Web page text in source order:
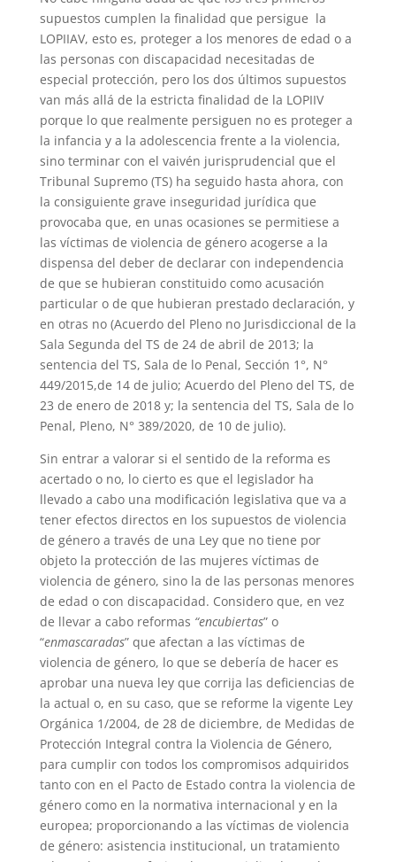
supuestos cumplen la finalidad que persigue la
LOPIIAV, esto es, proteger a los menores de edad o a
las personas con discapacidad necesitadas de
especial protección, pero los dos últimos supuestos
van más allá de la estricta finalidad de la LOPIIV
porque lo que realmente persiguen no es proteger a
la infancia y a la adolescencia frente a la violencia,
sino terminar con el vaivén jurisprudencial que el
Tribunal Supremo (TS) ha seguido hasta ahora, con
la consiguiente grave inseguridad jurídica que
provocaba que, en unas ocasiones se permitiese a
las víctimas de violencia de género acogerse a la
dispensa del deber de declarar con independencia
de que se hubieran constituido como acusación
particular o de que hubieran prestado declaración, y
en otras no (Acuerdo del Pleno no Jurisdiccional de la
Sala Segunda del TS de 24 de abril de 2013; la
sentencia del TS, Sala de lo Penal, Sección 1°, N°
449/2015,de 14 de julio; Acuerdo del Pleno del TS, de
23 de enero de 2018 y; la sentencia del TS, Sala de lo
Penal, Pleno, N° 389/2020, de 10 de julio).
Sin entrar a valorar si el sentido de la reforma es
acertado o no, lo cierto es que el legislador ha
llevado a cabo una modificación legislativa que va a
tener efectos directos en los supuestos de violencia
de género a través de una Ley que no tiene por
objeto la protección de las mujeres víctimas de
violencia de género, sino la de las personas menores
de edad o con discapacidad. Considero que, en vez
de llevar a cabo reformas “encubiertas” o
“enmascaradas” que afectan a las víctimas de
violencia de género, lo que se debería de hacer es
aprobar una nueva ley que corrija las deficiencias de
la actual o, en su caso, que se reforme la vigente Ley
Orgánica 1/2004, de 28 de diciembre, de Medidas de
Protección Integral contra la Violencia de Género,
para cumplir con todos los compromisos adquiridos
tanto con en el Pacto de Estado contra la violencia de
género como en la normativa internacional y en la
europea; proporcionando a las víctimas de violencia
de género: asistencia institucional, un tratamiento